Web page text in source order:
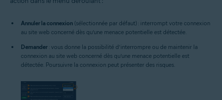
Annuler la connexion (sélectionnée par défaut) : interrompt votre connexion
au site web concerné dès qu’une menace potentielle est détectée.
Demander : vous donne la possibilité d’interrompre ou de maintenir la
connexion au site web concerné dès qu’une menace potentielle est
détectée. Poursuivre la connexion peut présenter des risques.